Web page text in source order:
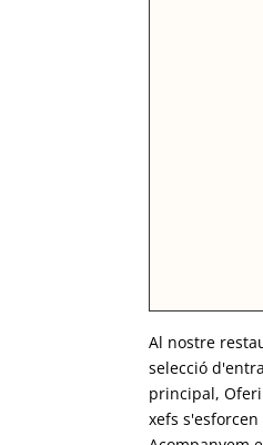
Al nostre
selecció
principal,
xefs